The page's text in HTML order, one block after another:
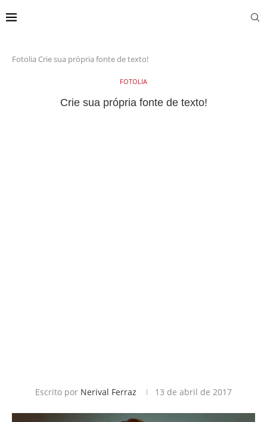
Fotolia Crie sua própria fonte de texto!
FOTOLIA
Crie sua própria fonte de texto!
Escrito por Nerival Ferraz 13 de abril de 2017